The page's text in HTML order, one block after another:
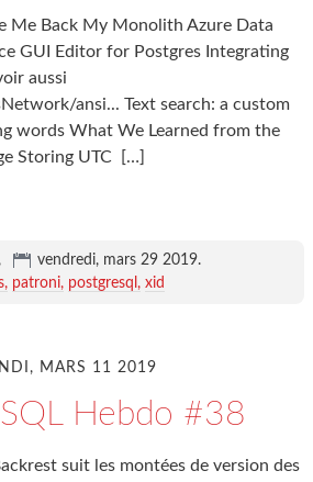
Me Back My Monolith Azure Data
GUI Editor for Postgres Integrating
aussi
ansi... Text search: a custom
words What We Learned from the
Storing UTC
[…]
vendredi, mars 29 2019.
patroni postgresql xid
MARS 11 2019
Hebdo #38
suit les montées de version des